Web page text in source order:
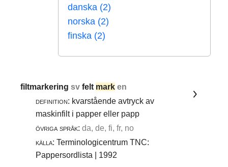
danska (2)
norska (2)
finska (2)
filtmarkeringsvfelt mark en
definition: kvarstående avtryck av
maskinfilt i papper eller papp
övriga språk: da, de, fi, fr, no
källa: Terminologicentrum TNC:
Pappersordlista | 1992